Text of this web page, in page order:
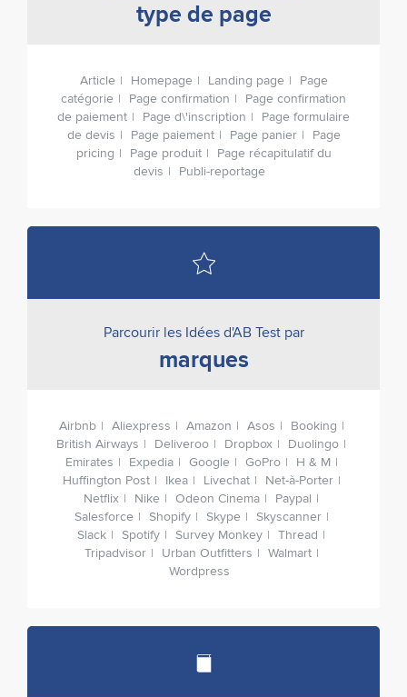
type de page
Article Homepage Landing page
Page
catégorie
Page confirmation
Page confirmation
de paiement
Page d\'inscription
Page formulaire
de devis
Page paiement Page panier
Page
pricing
Page produit
Page récapitulatif du
devis
Publi-reportage
Parcourir les Idées d'AB Test par
marques
Airbnb Aliexpress Amazon Asos
Booking
British Airways
Deliveroo Dropbox
Duolingo
Emirates
Expedia Google GoPro
H & M
Huffington Post
Ikea Livechat
Net-à-Porter
Netflix
Nike Odeon Cinema
Paypal
Salesforce
Shopify Skype
Skyscanner
Slack
Spotify Survey Monkey
Thread
Tripadvisor
Urban Outfitters
Walmart
Wordpress